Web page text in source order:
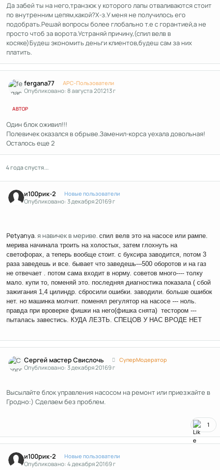
Да забей ты на него,транзюк у которого лапы отваливаются стоит
по внутренним цепям,какой?Х-з.У меня не получилось его
подобрать.Решай вопросы более глобально т.е с горантией,а не
просто чтоб за ворота.Устраняй причину,(спил велв в
косяке)Будеш экономить деньги клиентов,будеш сам за них
платить.
fergana77 APC-Пользователи
Опубликовано:8 августа 201213 г
АВТОР
Один блок оживил!!!
Полевичек оказался в обрыве.Заменил-корса уехала довольная!
Осталось еще 2
4 года спустя...
и100рик-2 Новые пользователи
Опубликовано:3 декабря 20169 г
Petyanya. я навичек в мериве. спил велв это на насосе или рампе.
мерива начинала троить на холостых, затем глохнуть на
светофорах, а теперь вообще стоит. с буксира заводится, потом 3
раза заведешь и все. бывает что заведешь---500 оборотов и на газ
не отвечает . потом сама входит в норму. советов много---- толку
мало. купи то, поменяй это. последняя диагностика показала ( сбой
зажигания 1,4 цилиндр. сбросили ошибки. заводили. больше ошибок
нет. но машинка молчит. поменял регулятор на насосе --- ноль.
правда при вроверке фишки на него(фишка снята) тестором ---
пыталась завестись. КУДА ЛЕЗТЬ. СПЕЦОВ У НАС ВРОДЕ НЕТ
Сергей мастер Свислочь СуперМодератор
Опубликовано:3 декабря 20169 г
Высылайте блок управления насосом на ремонт или приезжайте в
Гродно:) Сделаем без проблем.
1
и100рик-2 Новые пользователи
Опубликовано:4 декабря 20169 г